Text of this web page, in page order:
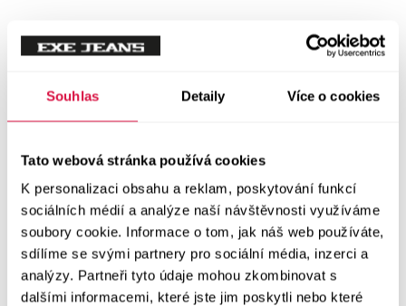
Souhlas Detaily Více o cookies
Tato webová stránka používá cookies
K personalizaci obsahu a reklam, poskytování funkcí
sociálních médií a analýze naší návštěvnosti využíváme
soubory cookie. Informace o tom, jak náš web používáte,
sdílíme se svými partnery pro sociální média, inzerci a
analýzy. Partneři tyto údaje mohou zkombinovat s
dalšími informacemi, které jste jim poskytli nebo které
Košile dlouhý rukáv
Košile krátký rukáv
Svetry a Mikiny
Vše v kategorii Svetry a Mikiny
NOVINKY